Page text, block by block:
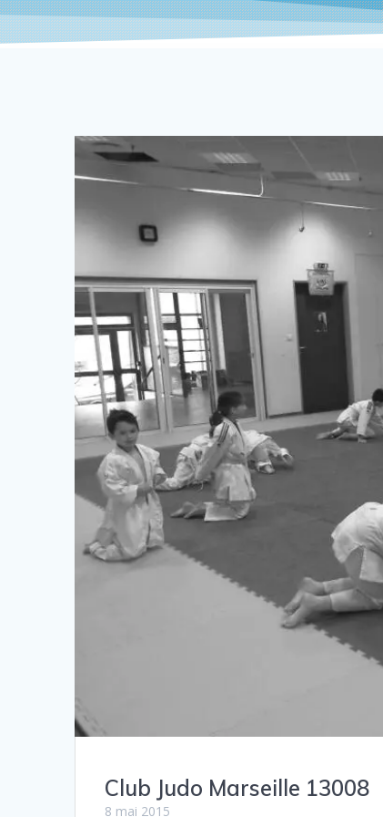
Club Judo Marseille 13008
8 mai 2015